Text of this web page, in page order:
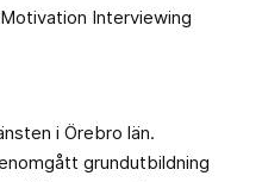
Interviewing
i Örebro län.
grundutbildning